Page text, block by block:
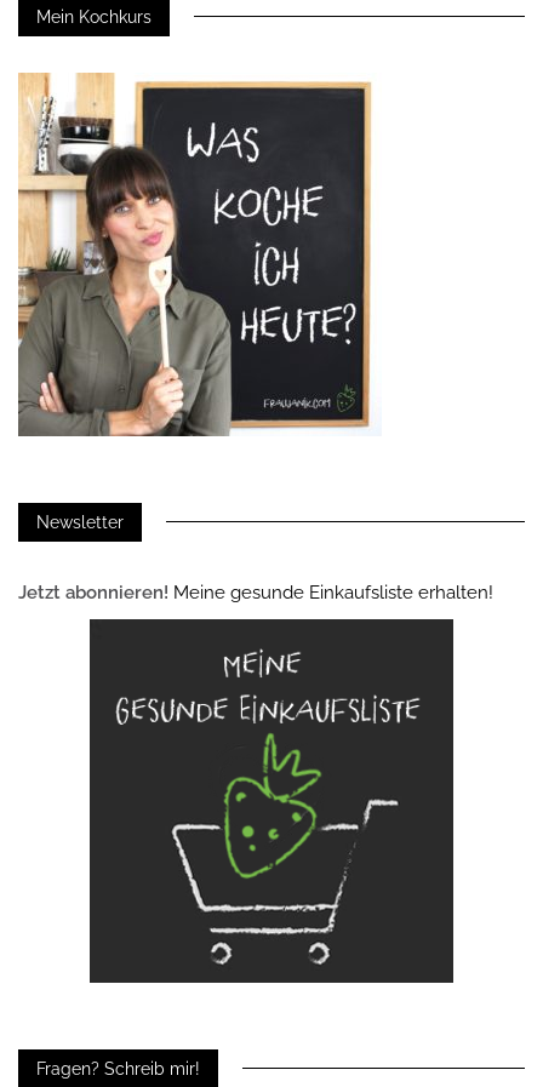
Mein Kochkurs
Newsletter
Jetzt abonnieren! Meine gesunde Einkaufsliste erhalten!
Fragen? Schreib mir!